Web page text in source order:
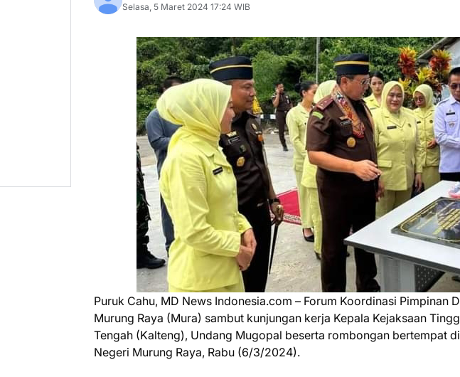
Selasa, 5 Maret 2024 17:24 WIB
Puruk Cahu, MD News Indonesia.com – Forum Koordinasi Pimpinan
Murung Raya (Mura) sambut kunjungan kerja Kepala Kejaksaan
Tengah (Kalteng), Undang Mugopal beserta rombongan bertempat
Negeri Murung Raya, Rabu (6/3/2024).